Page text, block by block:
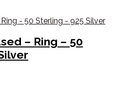
– Ring – 50